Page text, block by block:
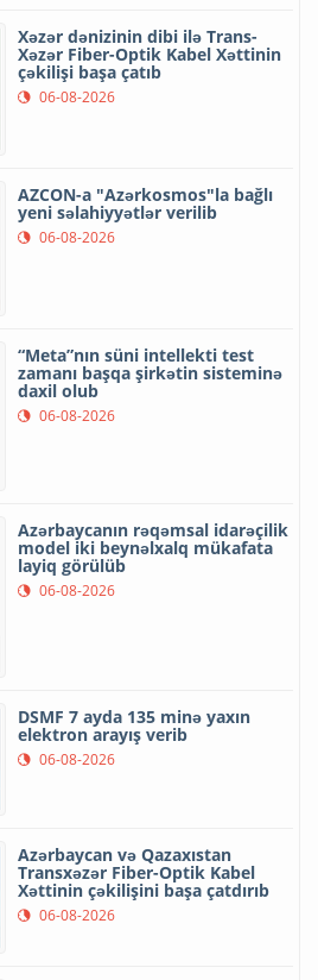
Xəzər dənizinin dibi ilə Trans-
Xəzər Fiber-Optik Kabel Xəttinin
çəkilişi başa çatıb
06-08-2026
AZCON-a "Azərkosmos"la bağlı
yeni səlahiyyətlər verilib
06-08-2026
“Meta”nın süni intellekti test
zamanı başqa şirkətin sisteminə
daxil olub
06-08-2026
Azərbaycanın rəqəmsal idarəçilik
model iki beynəlxalq mükafata
layiq görülüb
06-08-2026
DSMF 7 ayda 135 minə yaxın
elektron arayış verib
06-08-2026
Azərbaycan və Qazaxıstan
Transxəzər Fiber-Optik Kabel
Xəttinin çəkilişini başa çatdırıb
06-08-2026